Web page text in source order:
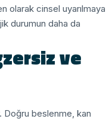
olarak cinsel uyarılmaya
durumun daha da
ve
Doğru beslenme, kan